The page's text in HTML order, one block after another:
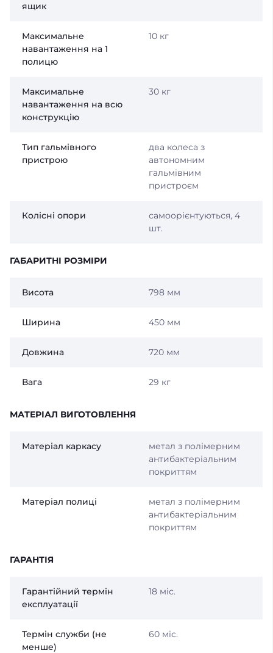
ящик
Максимальне
навантаження на 1
полицю
10 кг
Максимальне
навантаження на всю
конструкцію
30 кг
Тип гальмівного
пристрою
два колеса з
автономним
гальмівним
пристроєм
Колісні опори
самоорієнтуються, 4
шт.
ГАБАРИТНІ РОЗМІРИ
Висота 798 мм
Ширина 450 мм
Довжина 720 мм
Вага 29 кг
МАТЕРІАЛ ВИГОТОВЛЕННЯ
Матеріал каркасу
метал з полімерним
антибактеріальним
покриттям
Матеріал полиці
метал з полімерним
антибактеріальним
покриттям
ГАРАНТІЯ
Гарантійний термін
експлуатації
18 міс.
Термін служби (не
менше)
60 міс.